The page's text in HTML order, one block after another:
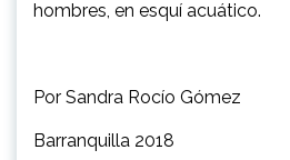
hombres, en esquí acuático.
Por Sandra Rocío Gómez
Barranquilla 2018